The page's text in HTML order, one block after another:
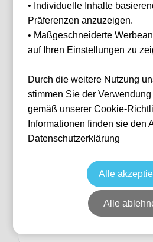
Grand Prix Monza 2026 - Fri/
2026 Packages
Formel 1 2026
Monza GP 2026
4 Sep, 2026 15:00
Ticket(s) + Hotel
855,00
Individuelle
• Individuelle Inhalte
Präferenzen anzuzeigen.
• Maßgeschneiderte
auf Ihren Einstellungen zu
Durch die weitere Nutzung
stimmen Sie der
gemäß unserer Cookie-
Informationen finden sie den
Datenschutzerklärung
Alle
Alle